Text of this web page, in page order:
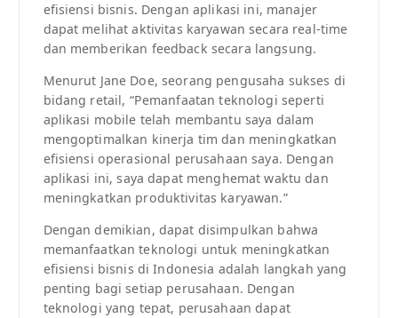
efisiensi bisnis. Dengan aplikasi ini, manajer
dapat melihat aktivitas karyawan secara real-time
dan memberikan feedback secara langsung.
Menurut Jane Doe, seorang pengusaha sukses di
bidang retail, “Pemanfaatan teknologi seperti
aplikasi mobile telah membantu saya dalam
mengoptimalkan kinerja tim dan meningkatkan
efisiensi operasional perusahaan saya. Dengan
aplikasi ini, saya dapat menghemat waktu dan
meningkatkan produktivitas karyawan.”
Dengan demikian, dapat disimpulkan bahwa
memanfaatkan teknologi untuk meningkatkan
efisiensi bisnis di Indonesia adalah langkah yang
penting bagi setiap perusahaan. Dengan
teknologi yang tepat, perusahaan dapat